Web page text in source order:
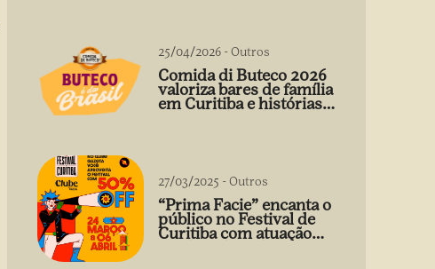
25/04/2026 -Outros
Comida di Buteco 2026
valoriza bares de família
em Curitiba e histórias
27/03/2025 -Outros
“Prima Facie” encanta o
público no Festival de
Curitiba com atuação
arrebatadora de Débora